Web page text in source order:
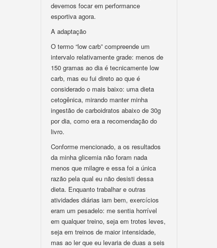
devemos focar em performance
esportiva agora.
A adaptação
O termo “low carb” compreende um
intervalo relativamente grade: menos de
150 gramas ao dia é tecnicamente low
carb, mas eu fui direto ao que é
considerado o mais baixo: uma dieta
cetogênica, mirando manter minha
ingestão de carboidratos abaixo de 30g
por dia, como era a recomendação do
livro.
Conforme mencionado, a os resultados
da minha glicemia não foram nada
menos que milagre e essa foi a única
razão pela qual eu não desisti dessa
dieta. Enquanto trabalhar e outras
atividades diárias iam bem, exercícios
eram um pesadelo: me sentia horrível
em qualquer treino, seja em trotes leves,
seja em treinos de maior intensidade,
mas ao ler que eu levaria de duas a seis